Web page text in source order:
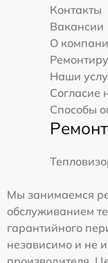
Контакты
Вакансии
О
Наши
Согласие
Способы
Мы занимаемся
обслуживанием
гарантийного
независимо и не